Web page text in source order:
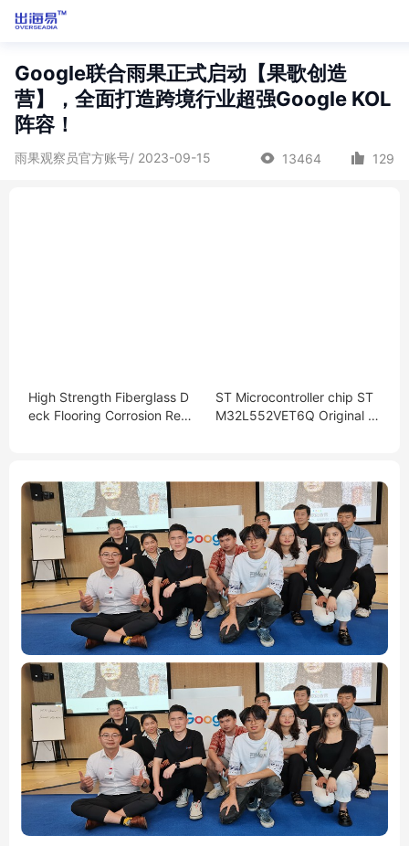
Google联合雨果正式启动【果歌创造
营】，全面打造跨境行业超强Google KOL
阵容！
雨果观察员官方账号/ 2023-09-15 13464 129
High Strength Fiberglass D
eck Flooring Corrosion Resi
ST Microcontroller chip ST
M32L552VET6Q Original M